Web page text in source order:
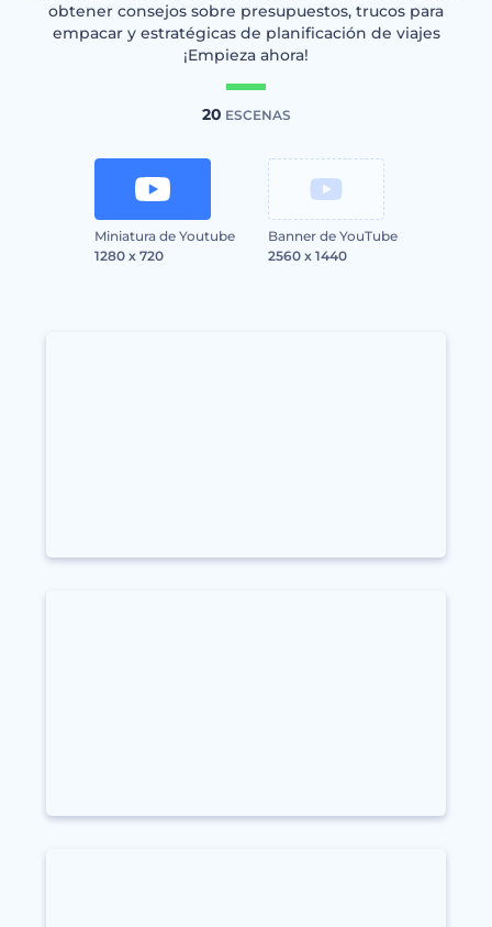
obtener consejos sobre presupuestos, trucos para
empacar y estratégicas de planificación de viajes
¡Empieza ahora!
20 ESCENAS
Miniatura de Youtube
1280 x 720
Banner de YouTube
2560 x 1440